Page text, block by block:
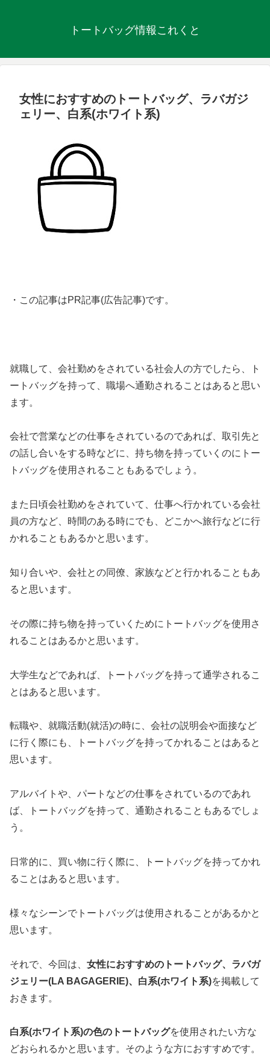
トートバッグ情報これくと
女性におすすめのトートバッグ、ラバガジ
ェリー、白系(ホワイト系)
・この記事はPR記事(広告記事)です。
就職して、会社勤めをされている社会人の方でしたら、ト
ートバッグを持って、職場へ通勤されることはあると思い
ます。
会社で営業などの仕事をされているのであれば、取引先と
の話し合いをする時などに、持ち物を持っていくのにトー
トバッグを使用されることもあるでしょう。
また日頃会社勤めをされていて、仕事へ行かれている会社
員の方など、時間のある時にでも、どこかへ旅行などに行
かれることもあるかと思います。
知り合いや、会社との同僚、家族などと行かれることもあ
ると思います。
その際に持ち物を持っていくためにトートバッグを使用さ
れることはあるかと思います。
大学生などであれば、トートバッグを持って通学されるこ
とはあると思います。
転職や、就職活動(就活)の時に、会社の説明会や面接など
に行く際にも、トートバッグを持ってかれることはあると
思います。
アルバイトや、パートなどの仕事をされているのであれ
ば、トートバッグを持って、通勤されることもあるでしょ
う。
日常的に、買い物に行く際に、トートバッグを持ってかれ
ることはあると思います。
様々なシーンでトートバッグは使用されることがあるかと
思います。
それで、今回は、 女性におすすめのトートバッグ、ラバガ
ジェリー(LA BAGAGERIE)、白系(ホワイト系)を掲載して
おきます。
白系(ホワイト系)の色のトートバッグを使用されたい方な
どおられるかと思います。そのような方におすすめです。